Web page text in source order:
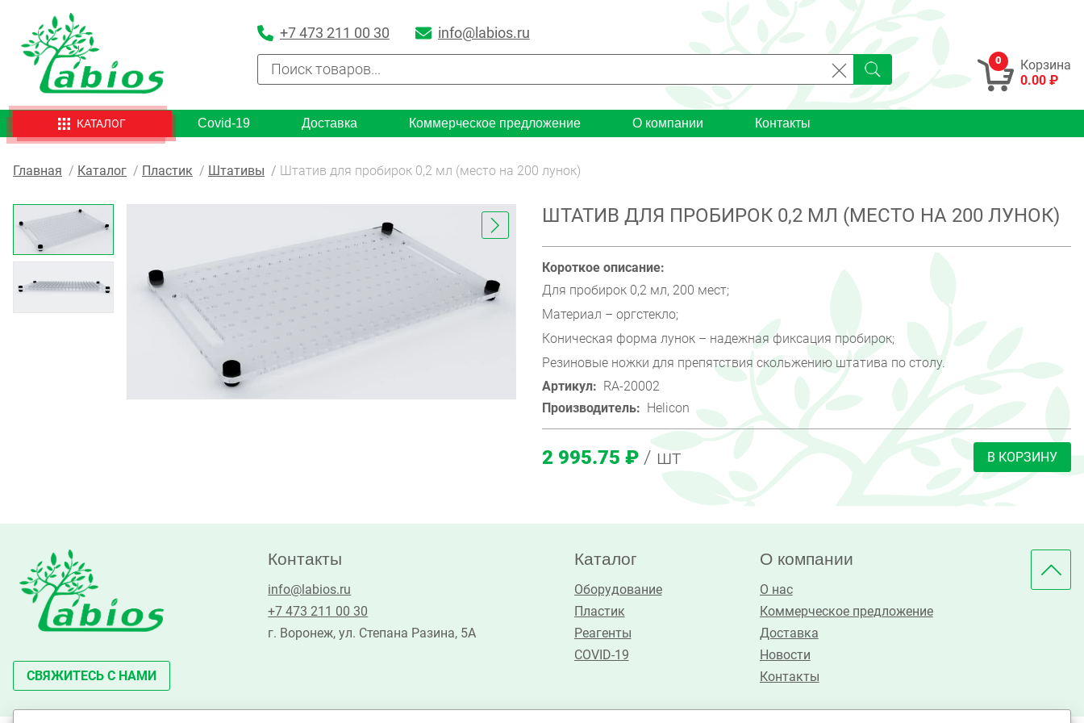
+7 473 211 00 30 info@labios.ru
0
Корзина
0.00 ₽
КАТАЛОГ Covid-19 Доставка Коммерческое предложение О компании Контакты
Главная Каталог Пластик Штативы Штатив для пробирок 0,2 мл (место на 200 лунок)
ШТАТИВ ДЛЯ ПРОБИРОК 0,2 МЛ (МЕСТО НА 200 ЛУНОК)
Короткое описание:
Для пробирок 0,2 мл, 200 мест;
Материал – оргстекло;
Коническая форма лунок – надежная фиксация пробирок;
Резиновые ножки для препятствия скольжению штатива по столу.
Артикул: RA-20002
Производитель: Helicon
2 995.75 ₽ / шт В КОРЗИНУ
СВЯЖИТЕСЬ С НАМИ
Контакты
info@labios.ru
+7 473 211 00 30
г. Воронеж, ул. Степана Разина, 5А
Каталог
Оборудование
Пластик
Реагенты
COVID-19
О компании
О нас
Коммерческое предложение
Доставка
Новости
Контакты